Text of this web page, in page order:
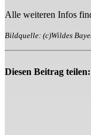
Alle weiteren Infos
Bildquelle: (c)Wildes
Diesen Beitrag teilen: